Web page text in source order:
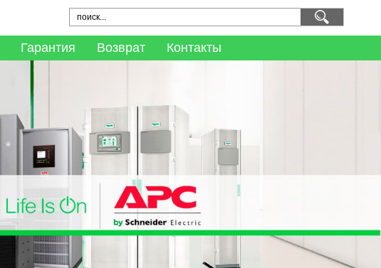
Гарантия Возврат Контакты